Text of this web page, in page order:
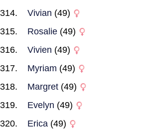
Vivian (49)
Rosalie (49)
Vivien (49)
Myriam (49)
Margret (49)
Evelyn (49)
Erica (49)